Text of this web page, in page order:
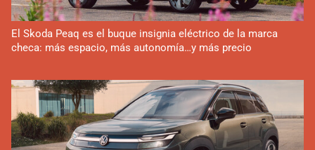
El Skoda Peaq es el buque insignia eléctrico de la marca
checa: más espacio, más autonomía…y más precio